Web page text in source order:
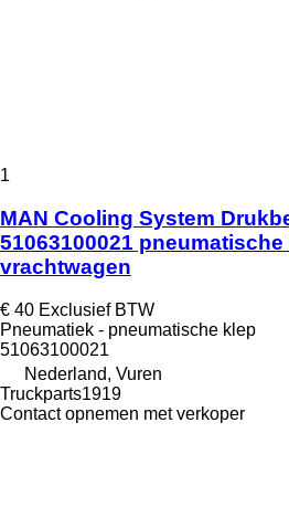
1
MAN Cooling System
51063100021
vrachtwagen
€ 40 Exclusief BTW
Pneumatiek - pneumatische klep
51063100021
Nederland, Vuren
Truckparts1919
Contact opnemen met verkoper